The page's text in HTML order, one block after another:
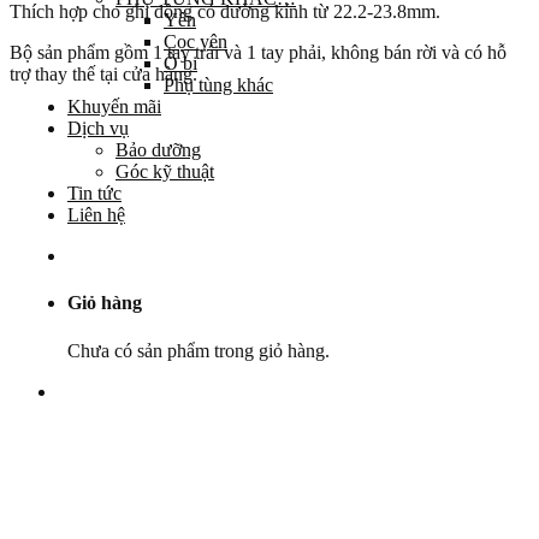
Yên
Cọc yên
Ổ bi
Phụ tùng khác
Khuyến mãi
Dịch vụ
Bảo dưỡng
Góc kỹ thuật
Tin tức
Liên hệ
Giỏ hàng
Chưa có sản phẩm trong giỏ hàng.
Thích hợp cho ghi đông có đường kính từ 22.2-23.8mm.
Bộ sản phẩm gồm 1 tay trái và 1 tay phải, không bán rời và có hỗ
trợ thay thế tại cửa hàng.